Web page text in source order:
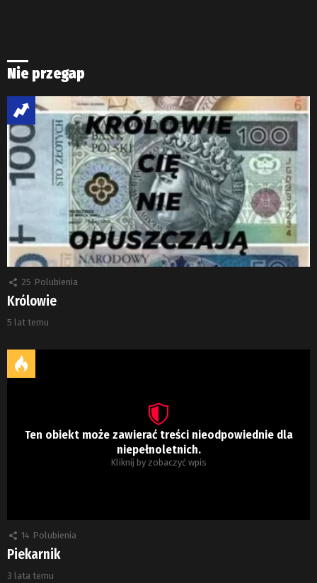
Nie przegap
25 Polubienia
Królowie
5 lat temu
Ten obiekt może zawierać treści nieodpowiednie dla
niepełnoletnich.
Kliknij by zobaczyć wpis
14 Polubienia
Piekarnik
3 lata temu